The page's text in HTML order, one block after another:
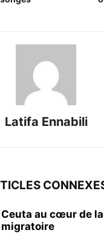
Latifa Ennabili
Ceuta au cœur de
migratoire